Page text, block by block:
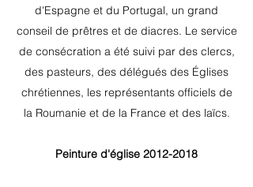
d'Espagne et du Portugal, un grand
conseil de prêtres et de diacres. Le service
de consécration a été suivi par des clercs,
des pasteurs, des délégués des Églises
chrétiennes, les représentants officiels de
la Roumanie et de la France et des laïcs.
Peinture d'église 2012-2018